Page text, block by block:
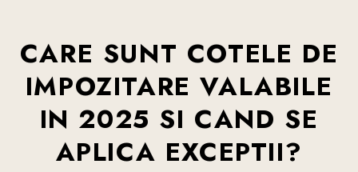
CARE SUNT COTELE DE
IMPOZITARE VALABILE
IN 2025 SI CAND SE
APLICA EXCEPTII?